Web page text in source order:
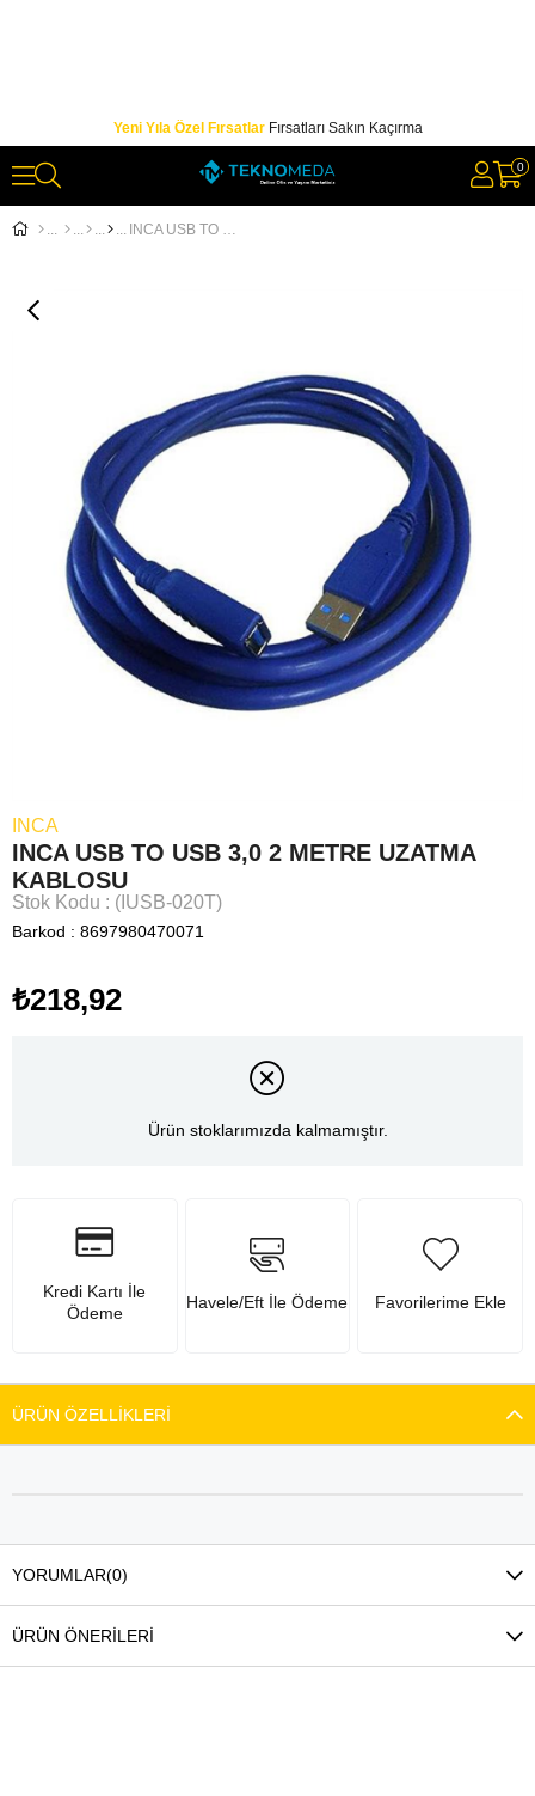
Yeni Yıla Özel FırsatlarFırsatları Sakın Kaçırma
0
INCA USB TO USB 3,0 2 METRE UZATMA KABLOSU
INCA
INCA USB TO USB 3,0 2 METRE UZATMA
KABLOSU
Stok Kodu (IUSB-020T)
Barkod : 8697980470071
₺218,92
Ürün stoklarımızda kalmamıştır.
Kredi Kartı İle
Ödeme
Havele/Eft İle Ödeme Favorilerime Ekle
ÜRÜN ÖZELLIKLERI
YORUMLAR(0)
ÜRÜN ÖNERILERI